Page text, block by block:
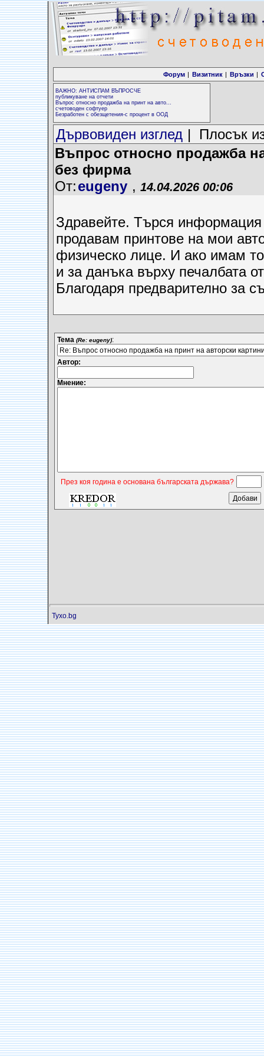
Форум | Визитник | Връзки |
ВАЖНО: АНТИСПАМ ВЪПРОСЧЕ
публикуване на отчети
Въпрос относно продажба на принт на авто...
счетоводен софтуер
Безработен с обезщетения-с процент в ООД
Дървовиден изглед | Плосък
Въпрос относно продажба
без фирма
От:eugeny , 14.04.2026 00:06
Здравейте. Търся
продавам принтове на мои
физическо лице. И ако имам
и за данъка върху печалбата
Благодаря предварително за
Тема (Re: eugeny):
Автор:
Мнение:
През коя година е основана българската държава?